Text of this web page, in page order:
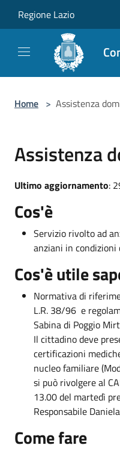
Regione Lazio
Home > Assistenza
Assistenza
Ultimo aggiornamento:
Cos'è
Servizio rivolto ad
anziani in
Cos'è utile
Normativa di
L.R. 38/96 e
Sabina di Poggio
Il cittadino deve
certificazioni
nucleo familiare
si può rivolgere al
13.00 del martedì
Responsabile
Come fare